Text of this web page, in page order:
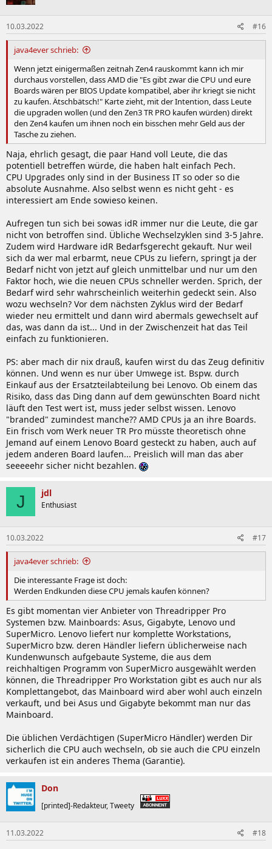
10.03.2022 #16
java4ever schrieb:
Wenn jetzt einigermaßen zeitnah Zen4 rauskommt kann ich mir
durchaus vorstellen, dass AMD die "Es gibt zwar die CPU und eure
Boards wären per BIOS Update kompatibel, aber ihr kriegt sie nicht
zu kaufen. Ätschbätsch!" Karte zieht, mit der Intention, dass Leute
die upgraden wollen (und den Zen3 TR PRO kaufen würden) direkt
den Zen4 kaufen um ihnen noch ein bisschen mehr Geld aus der
Tasche zu ziehen.
Naja, ehrlich gesagt, die paar Hand voll Leute, die das
potentiell betreffen würde, die haben halt einfach Pech.
CPU Upgrades only sind in der Business IT so oder so die
absolute Ausnahme. Also selbst wenn es nicht geht - es
interessiert am Ende sowieso keinen.
Aufregen tun sich bei sowas idR immer nur die Leute, die gar
nicht von betroffen sind. Übliche Wechselzyklen sind 3-5 Jahre.
Zudem wird Hardware idR Bedarfsgerecht gekauft. Nur weil
sich da wer mal erbarmt, neue CPUs zu liefern, springt ja der
Bedarf nicht von jetzt auf gleich unmittelbar und nur um den
Faktor hoch, wie die neuen CPUs schneller werden. Sprich, der
Bedarf wird sehr wahrscheinlich weiterhin gedeckt sein. Also
wozu wechseln? Vor dem nächsten Zyklus wird der Bedarf
wieder neu ermittelt und dann wird abermals gewechselt auf
das, was dann da ist... Und in der Zwischenzeit hat das Teil
einfach zu funktionieren.
PS: aber mach dir nix drauß, kaufen wirst du das Zeug definitiv
können. Und wenn es nur über Umwege ist. Bspw. durch
Einkauf aus der Ersatzteilabteilung bei Lenovo. Ob einem das
Risiko, dass das Ding dann auf dem gewünschten Board nicht
läuft den Test wert ist, muss jeder selbst wissen. Lenovo
"branded" zumindest manche?? AMD CPUs ja an ihre Boards.
Ein frisch vom Werk neuer TR Pro müsste theoretisch ohne
Jemand auf einem Lenovo Board gesteckt zu haben, auch auf
jedem anderen Board laufen... Preislich will man das aber
seeeeehr sicher nicht bezahlen.
J jdl
Enthusiast
10.03.2022 #17
java4ever schrieb:
Die interessante Frage ist doch:
Werden Endkunden diese CPU jemals kaufen können?
Es gibt momentan vier Anbieter von Threadripper Pro
Systemen bzw. Mainboards: Asus, Gigabyte, Lenovo und
SuperMicro. Lenovo liefert nur komplette Workstations,
SuperMicro bzw. deren Händler liefern üblicherweise nach
Kundenwunsch aufgebaute Systeme, die aus dem
reichhaltigen Programm von SuperMicro ausgewählt werden
können, die Threadripper Pro Workstation gibt es auch nur als
Komplettangebot, das Mainboard wird aber wohl auch einzeln
verkauft, und bei Asus und Gigabyte bekommt man nur das
Mainboard.
Die üblichen Verdächtigen (SuperMicro Händler) werden Dir
sicherlich die CPU auch wechseln, ob sie auch die CPU einzeln
verkaufen ist ein anderes Thema (Garantie).
Don
[printed]-Redakteur, Tweety
11.03.2022 #18